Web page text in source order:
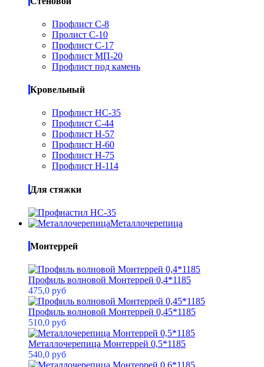
Профлист С-8
Пролист С-10
Профлист С-17
Профлист МП-20
Профлист под камень
Кровельный
Профлист НС-35
Профлист С-44
Профлист Н-57
Профлист Н-60
Профлист Н-75
Профлист Н-114
Для стяжки
Металлочерепица
Монтеррей
Профиль волновой Монтеррей 0,4*1185
475,0 руб
Профиль волновой Монтеррей 0,45*1185
510,0 руб
Металлочерепица Монтеррей 0,5*1185
540,0 руб